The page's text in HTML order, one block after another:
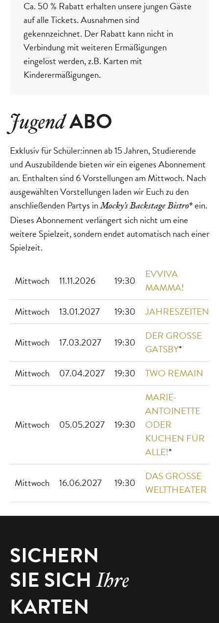
Ca. 50 % Rabatt erhalten unsere jungen Gäste
auf alle Tickets. Ausnahmen sind
gekennzeichnet. Der Rabatt kann nicht in
Verbindung mit weiteren Ermäßigungen
eingelöst werden, z.B. Karten mit
Kinderermäßigungen.
JugendABO
Exklusiv für Schüler:innen ab 15 Jahren, Studierende
und Auszubildende bieten wir ein eigenes Abonnement
an. Enthalten sind 6 Vorstellungen am Mittwoch. Nach
ausgewählten Vorstellungen laden wir Euch zu den
anschließenden Partys inMocky’s Backstage Bistro* ein.
Dieses Abonnement verlängert sich nicht um eine
weitere Spielzeit, sondern endet automatisch nach einer
Spielzeit.
Mittwoch 11.11.2026 19:30
EVVIVA
MAMMA!
Mittwoch
13.01.2027 19:30 JAHRESZEITEN
Mittwoch 17.03.2027 19:30
DER GROSSE
GATSBY*
Mittwoch
07.04.2027 19:30 TWO REMAIN
Mittwoch 05.05.2027 19:30
MARIE-
ANTOINETTE
ODER
KUCHEN FÜR
ALLE!*
Mittwoch 16.06.2027 19:30
DAS GROSSE
WELTTHEATER
SICHERN
SIE SICH Ihre
KARTEN